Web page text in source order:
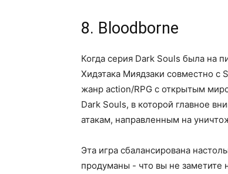
8. Bloodborne
Когда серия Dark Souls была на
Хидэтака Миядзаки совместно с
жанр action/RPG с открытым
Dark Souls, в которой главное
атакам, направленным на
Эта игра сбалансирована
продуманы - что вы не заметите